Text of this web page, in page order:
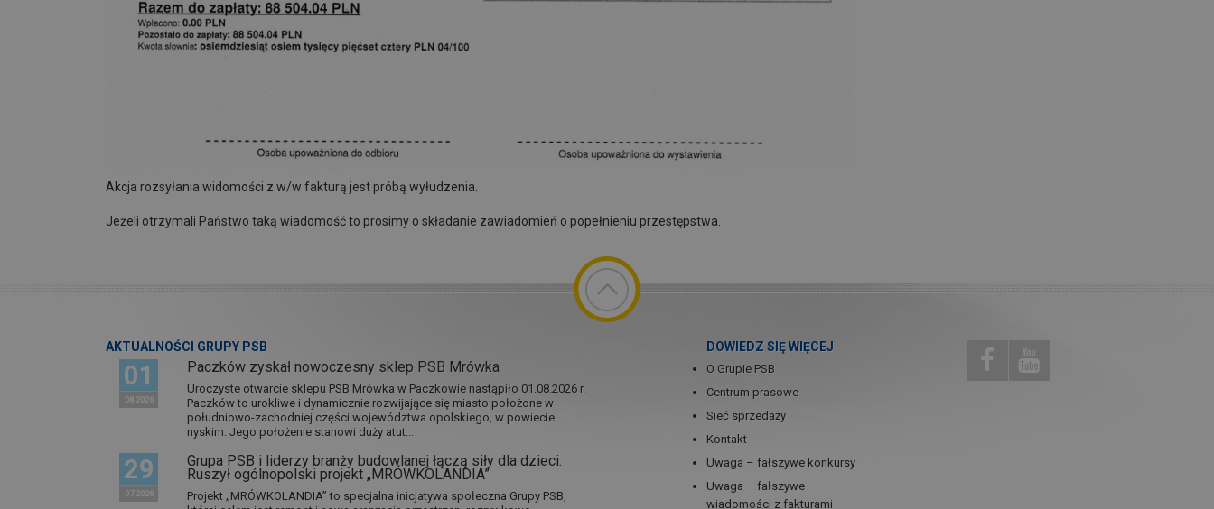
Akcja rozsyłania widomości z w/w fakturą jest próbą wyłudzenia.
Jeżeli otrzymali Państwo taką wiadomość to prosimy o składanie zawiadomień o popełnieniu przestępstwa.
AKTUALNOŚCI GRUPY PSB
01
08 2026
Paczków zyskał nowoczesny sklep PSB Mrówka
Uroczyste otwarcie sklepu PSB Mrówka w Paczkowie nastąpiło 01.08.2026 r.
Paczków to urokliwe i dynamicznie rozwijające się miasto położone w
południowo-zachodniej części województwa opolskiego, w powiecie
nyskim. Jego położenie stanowi duży atut...
29
07 2026
Grupa PSB i liderzy branży budowlanej łączą siły dla dzieci.
Ruszył ogólnopolski projekt „MRÓWKOLANDIA”
Projekt „MRÓWKOLANDIA” to specjalna inicjatywa społeczna Grupy PSB,
DOWIEDZ SIĘ WIĘCEJ
O Grupie PSB
Centrum prasowe
Sieć sprzedaży
Kontakt
Uwaga – fałszywe konkursy
Uwaga – fałszywe
wiadomości z fakturami